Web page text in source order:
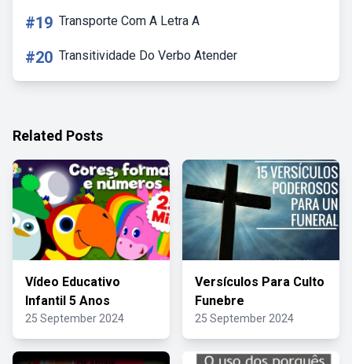
#19 Transporte Com A Letra A
#20 Transitividade Do Verbo Atender
Related Posts
Vídeo Educativo
Infantil 5 Anos
25 September 2024
Versículos Para Culto
Funebre
25 September 2024